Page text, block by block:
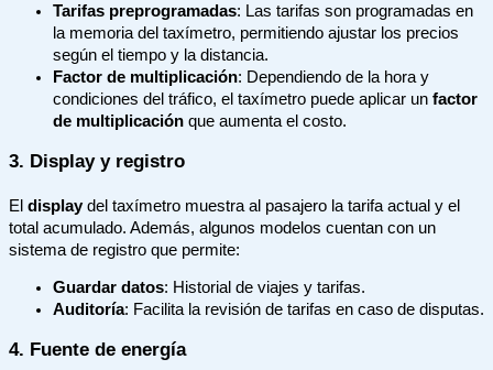
Tarifas preprogramadas: Las tarifas son programadas en
la memoria del taxímetro, permitiendo ajustar los precios
según el tiempo y la distancia.
Factor de multiplicación: Dependiendo de la hora y
condiciones del tráfico, el taxímetro puede aplicar un factor
de multiplicación que aumenta el costo.
3. Display y registro
El displaydel taxímetro muestra al pasajero la tarifa actual y el
total acumulado. Además, algunos modelos cuentan con un
sistema de registro que permite:
Guardar datos: Historial de viajes y tarifas.
Auditoría: Facilita la revisión de tarifas en caso de disputas.
4. Fuente de energía